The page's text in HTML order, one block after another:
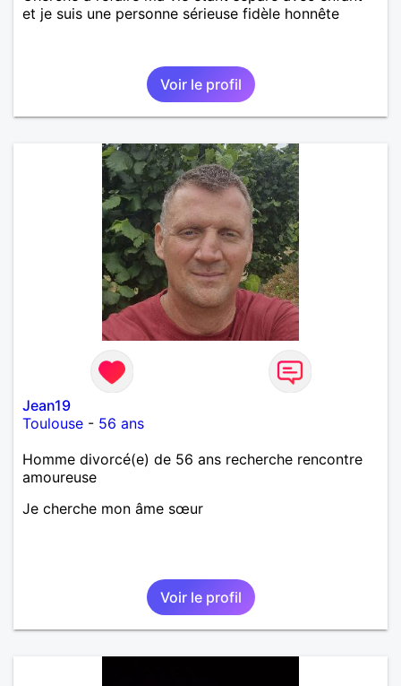
et je suis une personne sérieuse fidèle honnête
Voir le profil
Jean19
Toulouse - 56 ans
Homme divorcé(e) de 56 ans recherche rencontre
amoureuse
Je cherche mon âme sœur
Voir le profil